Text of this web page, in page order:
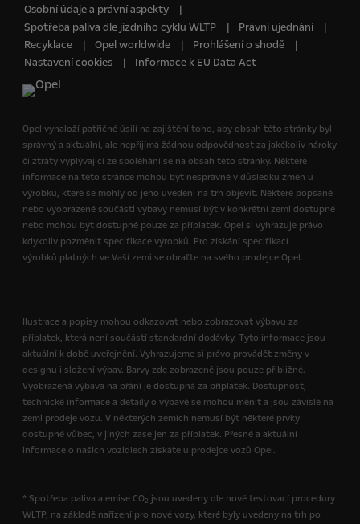
Osobní údaje a právní aspekty
Spotřeba paliva dle jízdního cyklu WLTP
Právní ujednání
Recyklace
Opel worldwide
Prohlášení o shodě
Nastavení cookies
Informace k EU Data Act
Opel vynaloží patřičné úsilí na zajištění toho, aby obsah této stránky byl
správný a aktuální, ale nepřijímá žádnou odpovědnost za jakékoliv nároky
či ztráty vyplývající ze spoléhání se na obsah této stránky. Některé
informace na této stránce mohou být nesprávné v důsledku změn u
výrobku, které se mohly od jeho uvedení na trh objevit. Některé popsané
nebo vyobrazené součásti výbavy nemusí být v konkrétní zemi dostupné
nebo mohou být dostupné pouze za příplatek. Opel si vyhrazuje právo
kdykoliv pozměnit specifikace výrobků. Pro získání specifikací
výrobků platných ve Vaší zemi se obraťte na svého prodejce Opel.
Ilustrace a popisy mohou odkazovat nebo zobrazovat výbavu za
příplatek, která není součástí standardní dodávky. Tyto informace jsou
aktuální k době uveřejnění. Vyhrazujeme si právo provádět změny v
designu i složení výbav. Barvy zde zobrazené jsou pouze přibližné.
Vyobrazená výbava na přání je dostupná za příplatek. Dostupnost,
technické informace a detaily o výbavě se mohou měnit a jsou závislé na
zemi prodeje vozu. V některých zemích nemusí být některé prvky
dostupné vůbec, v jiných zase jen za příplatek. Přesné a aktuální
informace o našich vozidlech získáte u prodejce vozů Opel.
* Spotřeba paliva a emise CO2 jsou uvedeny dle nové testovací procedury
WLTP, na základě nařízení pro nové vozy, které byly uvedeny na trh po